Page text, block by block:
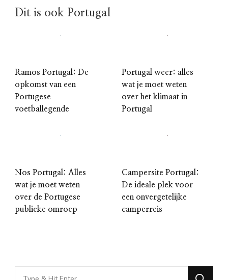
Dit is ook Portugal
Ramos Portugal: De
opkomst van een
Portugese
voetballegende
Portugal weer: alles
wat je moet weten
over het klimaat in
Portugal
Nos Portugal: Alles
wat je moet weten
over de Portugese
publieke omroep
Campersite Portugal:
De ideale plek voor
een onvergetelijke
camperreis
Looking